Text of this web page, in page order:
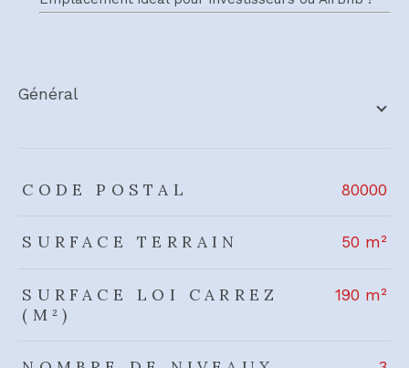
général
TRAD_ZEPHYR_Caracteristique TRAD_ZEPHYR_Valeurs
CODE POSTAL 80000
SURFACE TERRAIN 50 m²
SURFACE LOI CARREZ
(M²)
190 m²